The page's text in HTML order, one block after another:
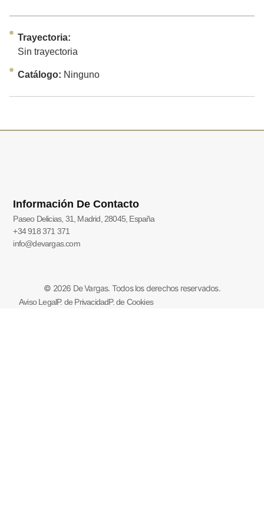
Trayectoria:
Sin trayectoria
Catálogo: Ninguno
Información De Contacto
Paseo Delicias, 31, Madrid, 28045, España
+34 918 371 371
info@devargas.com
© 2026 De Vargas. Todos los derechos reservados.
Aviso LegalP. de PrivacidadP. de Cookies